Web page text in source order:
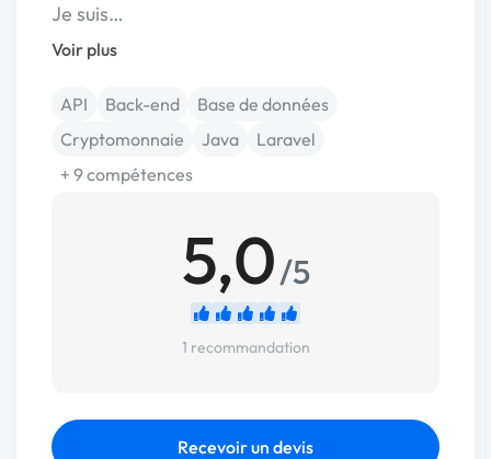
Je suis…
Voir plus
API Back-end
Base de données
Cryptomonnaie
Java
Laravel
+ 9 compétences
5,0/5
1 recommandation
Recevoir un devis